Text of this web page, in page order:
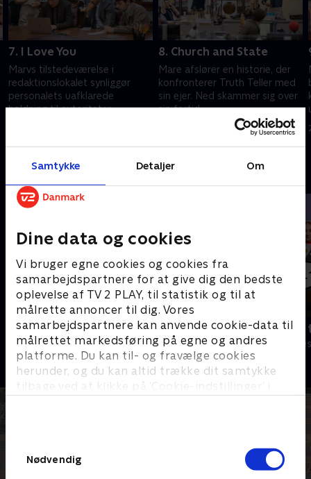
Samtykke Detaljer Om
Dine data og cookies
Vi bruger egne cookies og cookies fra
samarbejdspartnere for at give dig den bedste
oplevelse af TV 2 PLAY, til statistik og til at
målrette annoncer til dig. Vores
samarbejdspartnere kan anvende cookie-data til
målrettet markedsføring på egne og andres
platforme. Du kan til- og fravælge cookies
herunder, og du kan altid trække dit samtykke
tilbage ved at klikke på ’Cookie-indstillinger’ i
Nødvendig
7. I Love You
Marvs tilstedeværelse i
redaktionslokalet synliggør
personalets uafklarede
holdning til autoriteter.
8. Church and State
Mare afslører en historie, der
konfronterer Truth Teller med
sin ejer. Ned skammer sig over
sin fortid.
19. december 2025 • 25 min
Andre så også
Robssons (dansk tale)
Komedie • 1 sæsoner
Bert (dansk
Komedie • 1